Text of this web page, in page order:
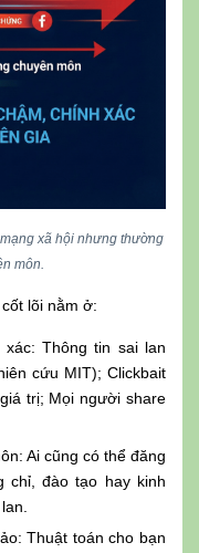
xã hội nhưng thường
môn.
lõi nằm ở:
Thông tin sai lan
cứu MIT); Clickbait
trị; Mọi người share
Ai cũng có thể đăng
chỉ, đào tạo hay kinh
Thuật toán cho bạn